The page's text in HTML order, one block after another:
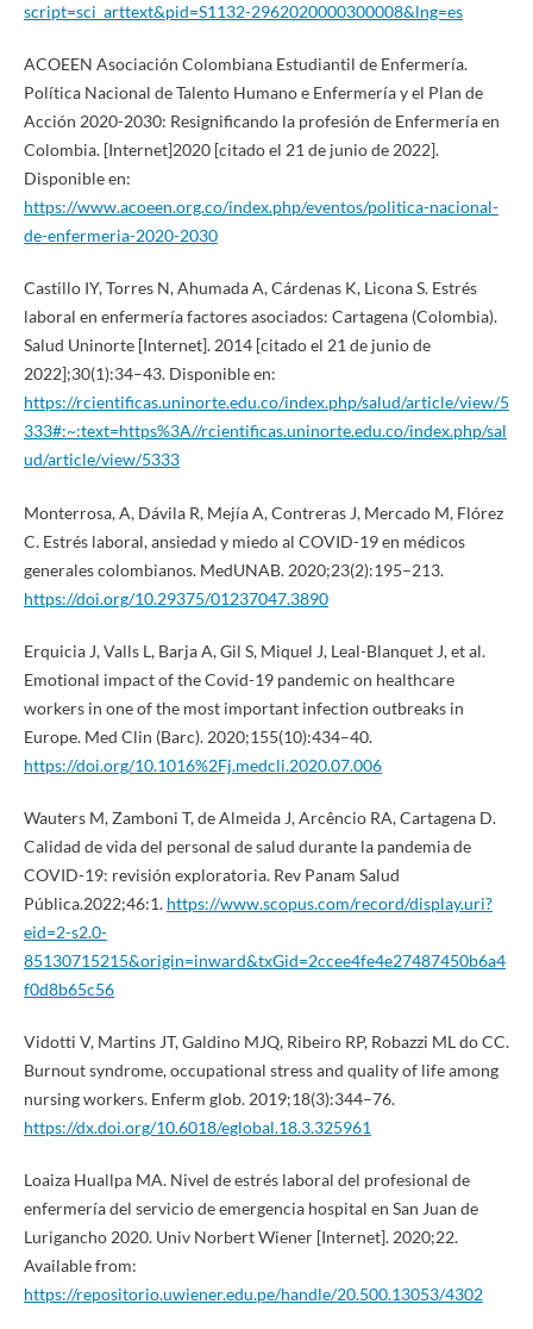
script=sci_arttext&pid=S1132-2962020000300008&lng=es
ACOEEN Asociación Colombiana Estudiantil de Enfermería.
Política Nacional de Talento Humano e Enfermería y el Plan de
Acción 2020-2030: Resignificando la profesión de Enfermería en
Colombia. [Internet]2020 [citado el 21 de junio de 2022].
Disponible en:
https://www.acoeen.org.co/index.php/eventos/politica-nacional-
de-enfermeria-2020-2030
Castillo IY, Torres N, Ahumada A, Cárdenas K, Licona S. Estrés
laboral en enfermería factores asociados: Cartagena (Colombia).
Salud Uninorte [Internet]. 2014 [citado el 21 de junio de
2022];30(1):34–43. Disponible en:
https://rcientificas.uninorte.edu.co/index.php/salud/article/view/5
333#:~:text=https%3A//rcientificas.uninorte.edu.co/index.php/sal
ud/article/view/5333
Monterrosa, A, Dávila R, Mejía A, Contreras J, Mercado M, Flórez
C. Estrés laboral, ansiedad y miedo al COVID-19 en médicos
generales colombianos. MedUNAB. 2020;23(2):195–213.
https://doi.org/10.29375/01237047.3890
Erquicia J, Valls L, Barja A, Gil S, Miquel J, Leal-Blanquet J, et al.
Emotional impact of the Covid-19 pandemic on healthcare
workers in one of the most important infection outbreaks in
Europe. Med Clin (Barc). 2020;155(10):434–40.
https://doi.org/10.1016%2Fj.medcli.2020.07.006
Wauters M, Zamboni T, de Almeida J, Arcêncio RA, Cartagena D.
Calidad de vida del personal de salud durante la pandemia de
COVID-19: revisión exploratoria. Rev Panam Salud
Pública.2022;46:1. https://www.scopus.com/record/display.uri?
eid=2-s2.0-
85130715215&origin=inward&txGid=2ccee4fe4e27487450b6a4
f0d8b65c56
Vidotti V, Martins JT, Galdino MJQ, Ribeiro RP, Robazzi ML do CC.
Burnout syndrome, occupational stress and quality of life among
nursing workers. Enferm glob. 2019;18(3):344–76.
https://dx.doi.org/10.6018/eglobal.18.3.325961
Loaiza Huallpa MA. Nivel de estrés laboral del profesional de
enfermería del servicio de emergencia hospital en San Juan de
Lurigancho 2020. Univ Norbert Wiener [Internet]. 2020;22.
Available from:
https://repositorio.uwiener.edu.pe/handle/20.500.13053/4302